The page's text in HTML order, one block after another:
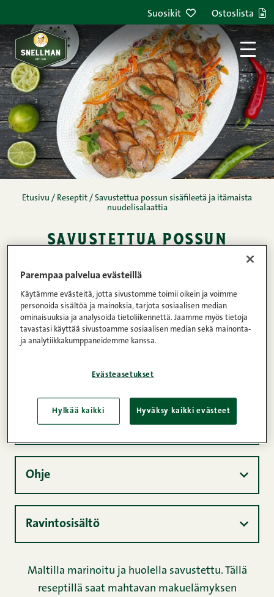
Suosikit Ostoslista
Etusivu / Reseptit / Savustettua possun sisäfileetä ja itämaista
nuudelisalaattia
savustettua possun
nuudelisalaattia
1 2 3 4 5 (9) Kommentit
Maatiaispossun sisäfilee premium-leikattu n.
4 Helppo
Ainekset
Ohje
Ravintosisältö
Maltilla marinoitu ja huolella savustettu. Tällä
reseptillä saat mahtavan makuelämyksen
Parempaa palvelua evästeillä
Käytämme evästeitä, jotta sivustomme toimii oikein ja voimme
personoida sisältöä ja mainoksia, tarjota sosiaalisen median
ominaisuuksia ja analysoida tietoliikennettä. Jaamme myös tietoja
tavastasi käyttää sivustoamme sosiaalisen median sekä mainonta-
ja analytiikkakumppaneidemme kanssa.
Evästeasetukset
Hylkää kaikki Hyväksy kaikki evästeet